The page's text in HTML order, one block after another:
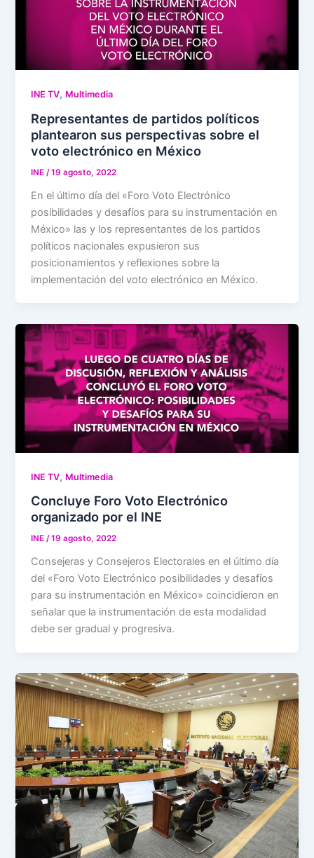
INE TV, Multimedia
Representantes de partidos políticos
plantearon sus perspectivas sobre el
voto electrónico en México
INE /19 agosto, 2022
En el último día del «Foro Voto Electrónico
posibilidades y desafíos para su instrumentación en
México» las y los representantes de los partidos
políticos nacionales expusieron sus
posicionamientos y reflexiones sobre la
implementación del voto electrónico en México.
INE TV, Multimedia
Concluye Foro Voto Electrónico
organizado por el INE
INE/19 agosto, 2022
Consejeras y Consejeros Electorales en el último día
del «Foro Voto Electrónico posibilidades y desafíos
para su instrumentación en México» coincidieron en
señalar que la instrumentación de esta modalidad
debe ser gradual y progresiva.